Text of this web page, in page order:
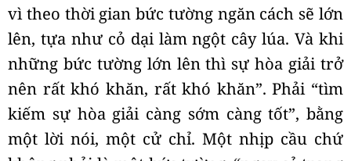
vì theo thời gian bức tường ngăn cách sẽ lớn
lên, tựa như cỏ dại làm ngột cây lúa. Và khi
những bức tường lớn lên thì sự hòa giải trở
nên rất khó khăn, rất khó khăn”. Phải “tìm
kiếm sự hòa giải càng sớm càng tốt”, bằng
một lời nói, một cử chỉ. Một nhịp cầu chứ